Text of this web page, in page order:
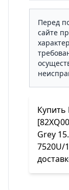
Перед
сайте
Купить
Grey
7520U/